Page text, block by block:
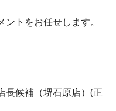
トをお任せします。
長候補（堺石原店）(正